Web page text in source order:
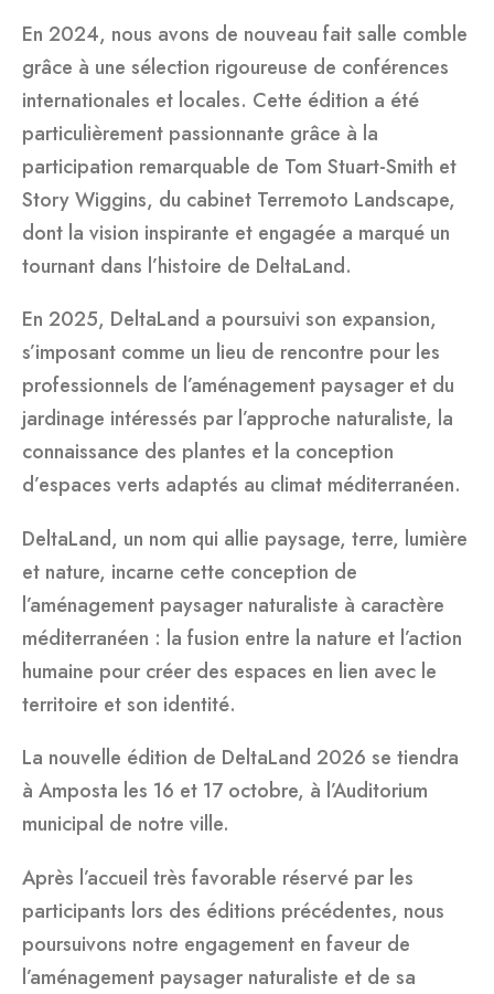
En 2024, nous avons de nouveau fait salle comble
grâce à une sélection rigoureuse de conférences
internationales et locales. Cette édition a été
particulièrement passionnante grâce à la
participation remarquable de Tom Stuart-Smith et
Story Wiggins, du cabinet Terremoto Landscape,
dont la vision inspirante et engagée a marqué un
tournant dans l’histoire de DeltaLand.
En 2025, DeltaLand a poursuivi son expansion,
s’imposant comme un lieu de rencontre pour les
professionnels de l’aménagement paysager et du
jardinage intéressés par l’approche naturaliste, la
connaissance des plantes et la conception
d’espaces verts adaptés au climat méditerranéen.
DeltaLand, un nom qui allie paysage, terre, lumière
et nature, incarne cette conception de
l’aménagement paysager naturaliste à caractère
méditerranéen : la fusion entre la nature et l’action
humaine pour créer des espaces en lien avec le
territoire et son identité.
La nouvelle édition de DeltaLand 2026 se tiendra
à Amposta les 16 et 17 octobre, à l’Auditorium
municipal de notre ville.
Après l’accueil très favorable réservé par les
participants lors des éditions précédentes, nous
poursuivons notre engagement en faveur de
l’aménagement paysager naturaliste et de sa